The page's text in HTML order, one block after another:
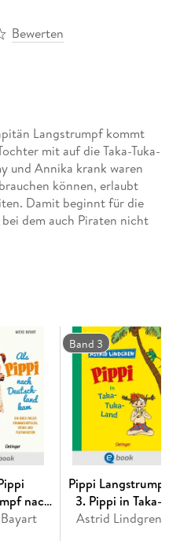
Bewerten
Langstrumpf kommt
mit auf die Taka-Tuka-
und Annika krank waren
können, erlaubt
Damit beginnt für die
dem auch Piraten nicht
nach
kam
Band 3
Pippi Langstrumpf
3. Pippi in Taka-
Tuka-Land
Astrid Lindgren